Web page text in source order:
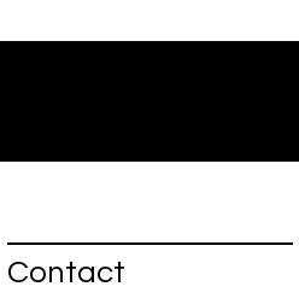
Contact